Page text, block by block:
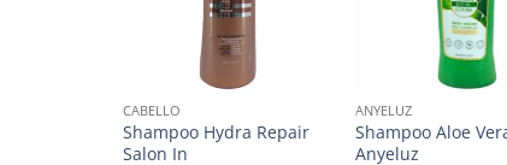
CABELLO
Shampoo Hydra Repair
Salon In
ANYELUZ
Shampoo Aloe
Anyeluz